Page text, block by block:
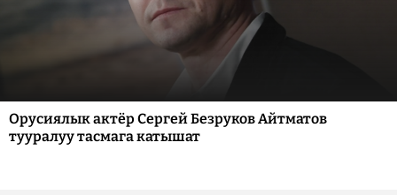
Орусиялык актёр Сергей Безруков Айтматов
тууралуу тасмага катышат